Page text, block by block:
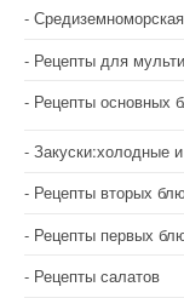
Рецепты для
Рецепты основных
Закуски:холодные
Рецепты вторых
Рецепты первых
Рецепты салатов